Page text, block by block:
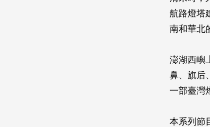
航路燈塔­
南和華北
澎湖西嶼
鼻、旗后­
一部臺灣
本系列節